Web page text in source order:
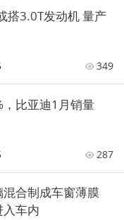
搭3.0T发动机 量产
349
比亚迪1月销量
287
合制成车窗薄膜
车内